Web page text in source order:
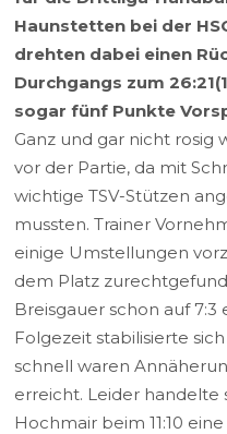
Haunstetten bei der
drehten dabei einen
Durchgangs zum
sogar fünf Punkte
Ganz und gar nicht rosig
vor der Partie, da mit
wichtige TSV-Stützen
mussten. Trainer
einige Umstellungen
dem Platz
Breisgauer schon auf 7:3
Folgezeit stabilisierte
schnell waren
erreicht. Leider handelte
Hochmair beim 11:10